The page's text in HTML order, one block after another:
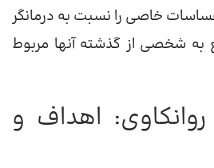
خاصی را نسبت به درمانگر
به شخصی از گذشته آنها مربوط
روانکاوی: اهداف و